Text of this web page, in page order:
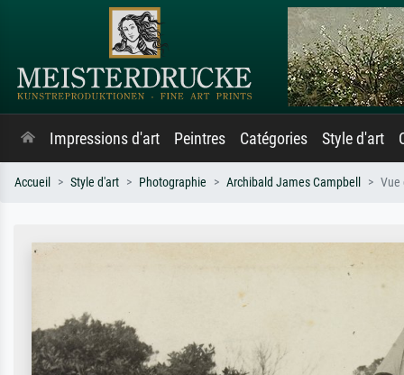
Impressions d'art Peintres Catégories Style d'art
Accueil Style d'art Photographie Archibald James Campbell Vue